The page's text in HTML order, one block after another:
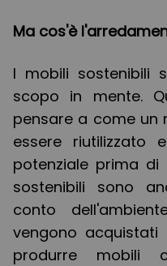
Ma cos'è
I mobili sostenibili
scopo in mente.
pensare a come un
essere riutilizzato
potenziale prima
sostenibili sono
conto
vengono
produrre mobili